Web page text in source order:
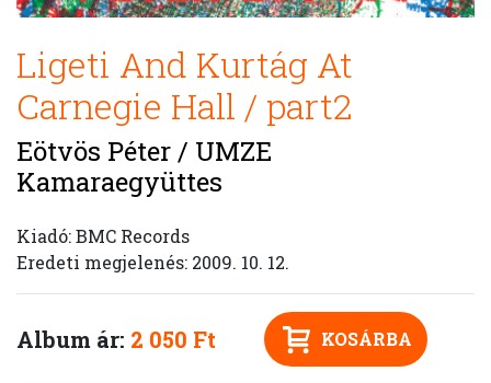
Ligeti And Kurtág At
Carnegie Hall / part2
Eötvös Péter / UMZE
Kamaraegyüttes
Kiadó: BMC Records
Eredeti megjelenés: 2009. 10. 12.
Album ár: 2 050 Ft KOSÁRBA